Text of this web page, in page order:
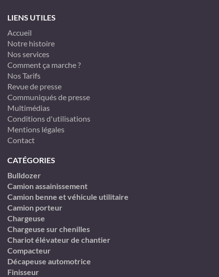
LIENS UTILES
Accueil
Notre histoire
Nos services
Comment ça marche ?
Nos Tarifs
Revue de presse
Communiqués de presse
Multimédias
Conditions d'utilisations
Mentions légales
Contact
CATÉGORIES
Bulldozer
Camion assainissement
Camion benne et véhicule utilitaire
Camion porteur
Chargeuse
Chargeuse sur chenilles
Chariot élévateur de chantier
Compacteur
Décapeuse automotrice
Finisseur